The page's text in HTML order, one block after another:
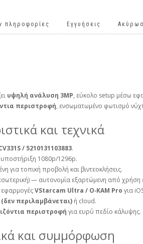
πληροφορίες Εγγυήσεις
υψηλή ανάλυση 3MP, εύκολο setup μέσω
περιστροφή, ενσωματωμένο φωτισμό
και τεχνικά
/ 5210131103883.
υποστήριξη 1080p/1296p.
για τοπική προβολή και βιντεοκλήσεις.
— αυτονομία εξαρτώμενη από
εφαρμογέςVStarcam Ultra / O‑KAM Pro για
περιλαμβάνεται) ή cloud.
περιστροφή για ευρύ πεδίο κάλυψης.
και συμμόρφωση